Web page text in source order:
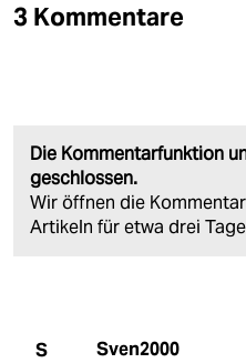
3 Kommentare
Die Kommentarfunktion
geschlossen.
Wir öffnen die
Artikeln für etwa drei
S Sven2000